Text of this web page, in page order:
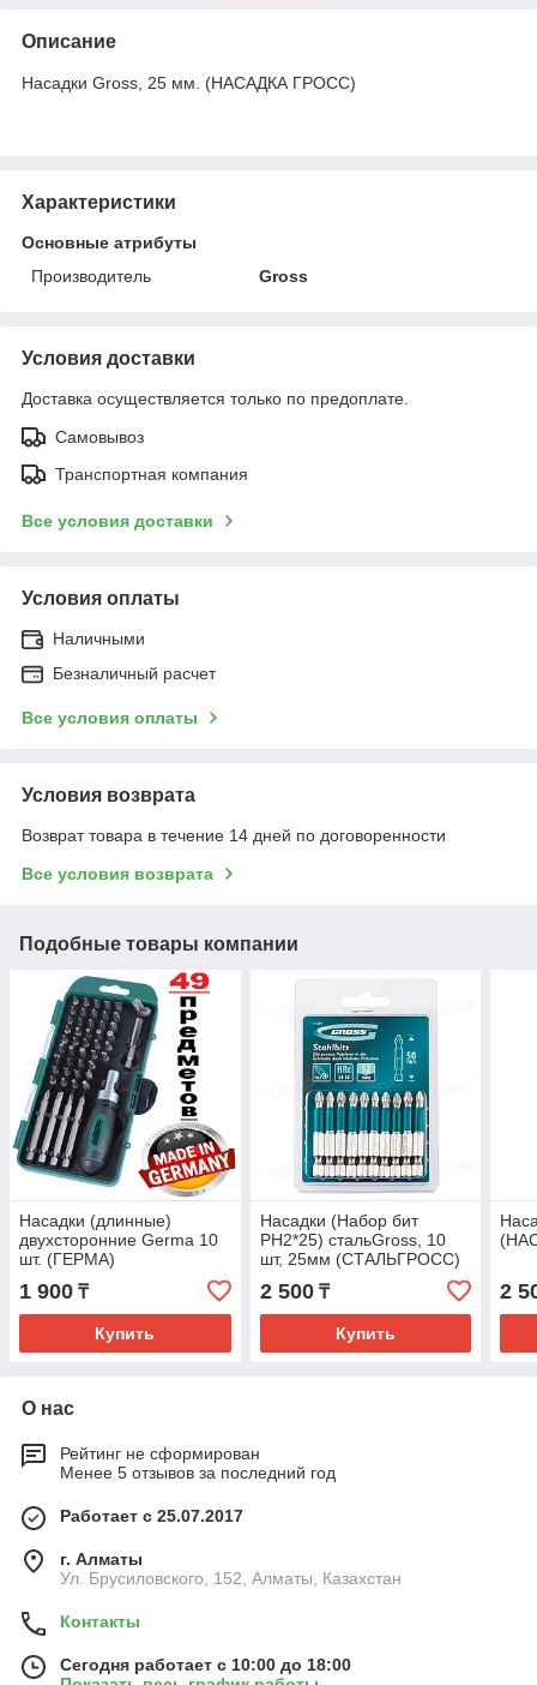
Описание
Насадки Gross, 25 мм. (НАСАДКА ГРОСС)
Характеристики
Основные атрибуты
Производитель
Gross
Условия доставки
Доставка осуществляется только по предоплате.
Самовывоз
Транспортная компания
Все условия доставки
Условия оплаты
Наличными
Безналичный расчет
Все условия оплаты
Условия возврата
Возврат товара в течение 14 дней по договоренности
Все условия возврата
Подобные товары компании
Насадки (длинные)
двухсторонние Germa 10
шт. (ГЕРМА)
1 900 ₸
Купить
Насадки (Набор бит
PH2*25) стальGross, 10
шт, 25мм (СТАЛЬГРОСС)
2 500₸
Купить
2
О нас
Рейтинг не сформирован
Менее 5 отзывов за последний год
Работает с 25.07.2017
г. Алматы
Ул. Брусиловского, 152, Алматы, Казахстан
Контакты
Сегодня работает с 10:00 до 18:00